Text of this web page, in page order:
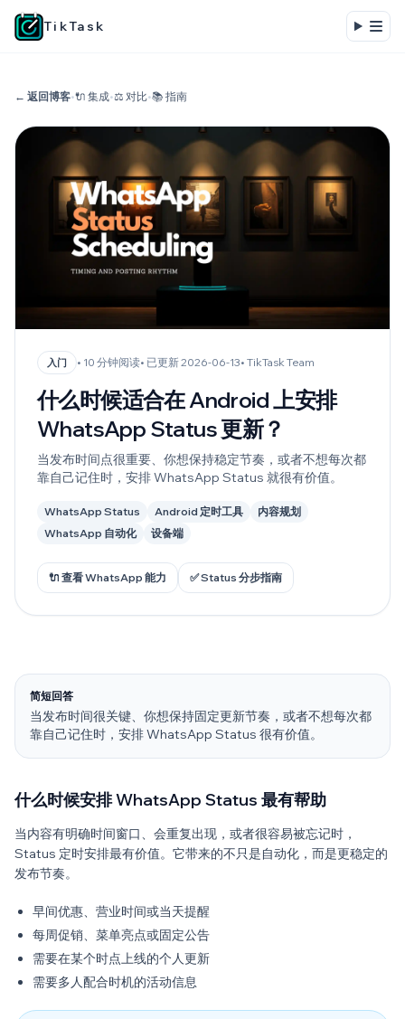
TikTask
← 返回博客•🔌 集成•⚖️ 对比•📚 指南
入门 • 10 分钟阅读• 已更新 2026-06-13• TikTask Team
什么时候适合在 Android 上安排
WhatsApp Status 更新？
当发布时间点很重要、你想保持稳定节奏，或者不想每次都
靠自己记住时，安排 WhatsApp Status 就很有价值。
WhatsApp Status Android 定时工具
内容规划
WhatsApp 自动化
设备端
🔌 查看 WhatsApp 能力 ✅ Status 分步指南
简短回答
当发布时间很关键、你想保持固定更新节奏，或者不想每次都
靠自己记住时，安排 WhatsApp Status 很有价值。
什么时候安排 WhatsApp Status 最有帮助
当内容有明确时间窗口、会重复出现，或者很容易被忘记时，
Status 定时安排最有价值。它带来的不只是自动化，而是更稳定的
发布节奏。
早间优惠、营业时间或当天提醒
每周促销、菜单亮点或固定公告
需要在某个时点上线的个人更新
需要多人配合时机的活动信息